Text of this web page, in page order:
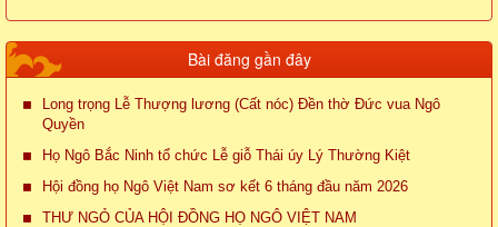
Bài đăng gần đây
Long trọng Lễ Thượng lương (Cất nóc) Đền thờ Đức vua Ngô
Quyền
Họ Ngô Bắc Ninh tổ chức Lễ giỗ Thái úy Lý Thường Kiệt
Hội đồng họ Ngô Việt Nam sơ kết 6 tháng đầu năm 2026
THƯ NGỎ CỦA HỘI ĐỒNG HỌ NGÔ VIỆT NAM